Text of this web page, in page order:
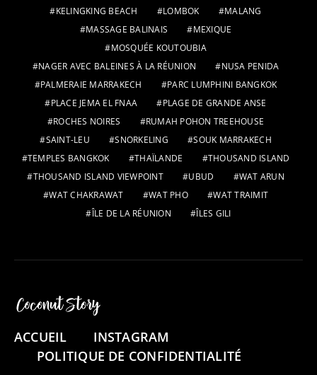
KELINGKING BEACH
LOMBOK
MALANG
MASSAGE BALINAIS
MEXIQUE
MOSQUÉE KOUTOUBIA
NAGER AVEC BALEINES À LA RÉUNION
NUSA PENIDA
PALMERAIE MARRAKECH
PARC LUMPHINI BANGKOK
PLACE JEMA EL FNAA
PLAGE DE GRANDE ANSE
ROCHES NOIRES
RUMAH POHON TREEHOUSE
SAINT-LEU
SNORKELING
SOUK MARRAKECH
TEMPLES BANGKOK
THAÏLANDE
THOUSAND ISLAND
THOUSAND ISLAND VIEWPOINT
UBUD
WAT ARUN
WAT CHAKRAWAT
WAT PHO
WAT TRAIMIT
ÎLE DE LA RÉUNION
ÎLES GILI
ACCUEIL
INSTAGRAM
POLITIQUE DE CONFIDENTIALITÉ